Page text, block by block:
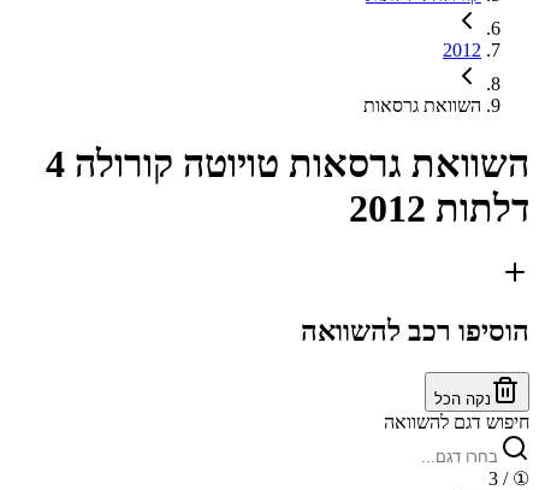
2012
השוואת גרסאות
השוואת גרסאות
טויוטה קורולה 4
דלתות 2012
הוסיפו רכב להשוואה
נקה הכל
חיפוש דגם להשוואה
①
/ 3